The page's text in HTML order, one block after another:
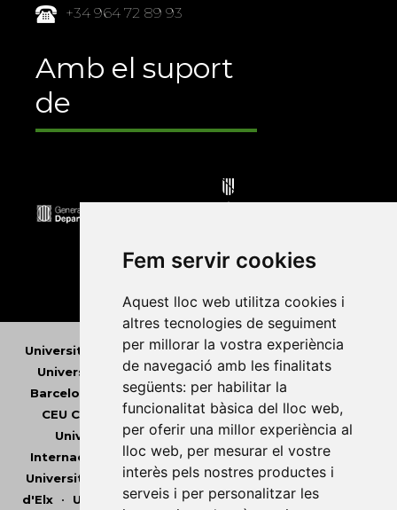
Fem servir cookies
Aquest lloc web utilitza cookies i
altres tecnologies de seguiment
per millorar la vostra experiència
de navegació amb les finalitats
següents: per habilitar la
funcionalitat bàsica del lloc web,
per oferir una millor experiència al
lloc web, per mesurar el vostre
interès pels nostres productes i
serveis i per personalitzar les
+34 964 72 89 93
Amb el suport
de
Universitat Abat Oliba CEU • Universitat d'Alacant
Universitat d'Andorra•Universitat Autònoma de
Barcelona
Universitat de Barcelona •
CEU Cardenal Herrera•Universitat de Girona•
Universitat de les Illes Balears•Universitat
Internacional de Catalunya•Universitat Jaume I
Universitat de Lleida•Universitat Miguel Hernández
d'Elx• Universitat Oberta de Catalunya•Universitat